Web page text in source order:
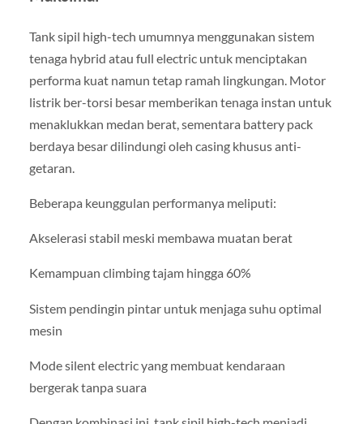
Tank sipil high-tech umumnya menggunakan sistem
tenaga hybrid atau full electric untuk menciptakan
performa kuat namun tetap ramah lingkungan. Motor
listrik ber-torsi besar memberikan tenaga instan untuk
menaklukkan medan berat, sementara battery pack
berdaya besar dilindungi oleh casing khusus anti-
getaran.
Beberapa keunggulan performanya meliputi:
Akselerasi stabil meski membawa muatan berat
Kemampuan climbing tajam hingga 60%
Sistem pendingin pintar untuk menjaga suhu optimal
mesin
Mode silent electric yang membuat kendaraan
bergerak tanpa suara